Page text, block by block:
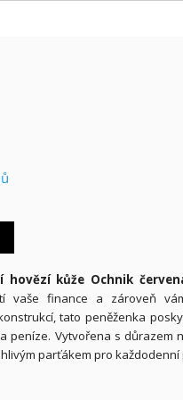
hovězí kůže Ochnik
vaše finance a zároveň
tato peněženka
peníze. Vytvořena s důrazem
parťákem pro každodenní